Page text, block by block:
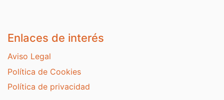
Enlaces de interés
Aviso Legal
Política de Cookies
Política de privacidad